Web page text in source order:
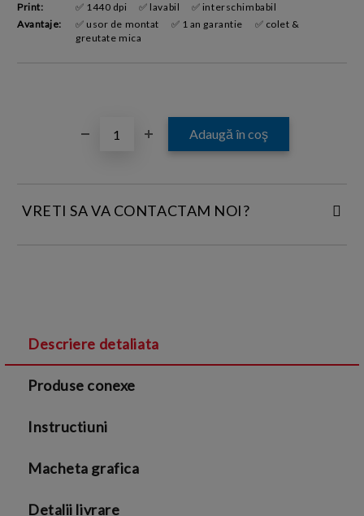
Print:
✅ 1440 dpi ✅ lavabil
✅ interschimbabil
Avantaje:
✅ usor de montat ✅ 1 an garantie
✅ colet &
greutate mica
VRETI SA VA CONTACTAM NOI?
Politica de confidentialitate
Descriere detaliata
Produse conexe
Instructiuni
Macheta grafica
Detalii livrare